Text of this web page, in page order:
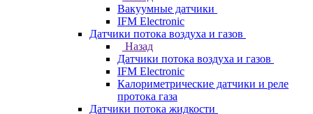
Вакуумные датчики
IFM Electronic
Датчики потока воздуха и газов
Назад
Датчики потока воздуха и газов
IFM Electronic
Калориметрические датчики и реле
протока газа
Датчики потока жидкости